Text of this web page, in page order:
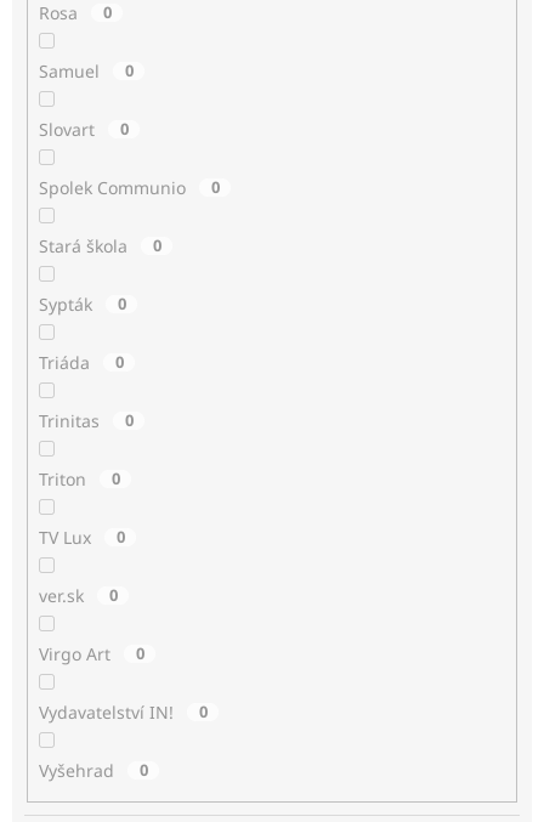
Rosa 0
Samuel 0
Slovart 0
Spolek Communio 0
Stará škola 0
Sypták 0
Triáda 0
Trinitas 0
Triton 0
TV Lux 0
ver.sk 0
Virgo Art 0
Vydavatelství IN! 0
Vyšehrad 0